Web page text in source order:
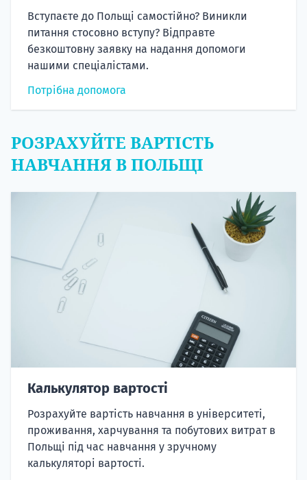
Вступаєте до Польщі самостійно? Виникли
питання стосовно вступу? Відправте
безкоштовну заявку на надання допомоги
нашими спеціалістами.
Потрібна допомога
РОЗРАХУЙТЕ ВАРТІСТЬ
НАВЧАННЯ В ПОЛЬЩІ
Калькулятор вартості
Розрахуйте вартість навчання в університеті,
проживання, харчування та побутових витрат в
Польщі під час навчання у зручному
калькуляторі вартості.